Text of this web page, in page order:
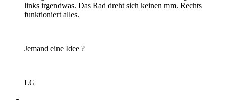
links irgendwas. Das Rad dreht sich keinen mm. Rechts
funktioniert alles.
Jemand eine Idee ?
LG